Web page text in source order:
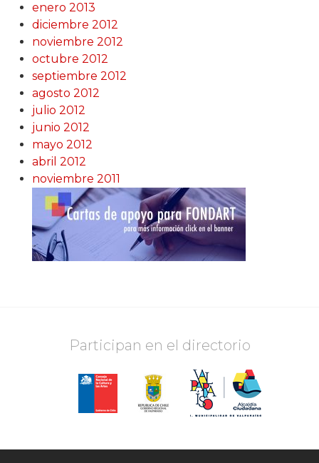
enero 2013
diciembre 2012
noviembre 2012
octubre 2012
septiembre 2012
agosto 2012
julio 2012
junio 2012
mayo 2012
abril 2012
noviembre 2011
Participan en el directorio